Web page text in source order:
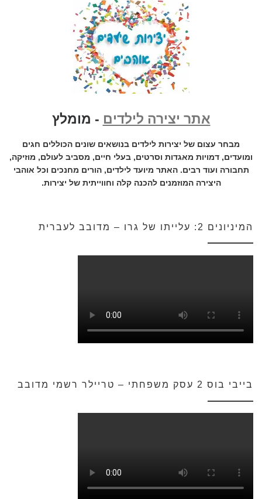
אתר יצירה לילדים - מומלץ
מבחר עצום של יצירות לילדים בנושאים שונים הכוללים חגים
ומועדים, דמויות מאגדות וסרטים, בעלי חיים, מסביב לעולם, מוזיקה,
תחבורה ועוד רבים. האתר מיועד לילדים, הורים מחנכים וכל אוהבי
היצירה המוזמנים להכנה קלה וחווייתית של יצירות.
המיניונים 2: עלייתו של גרו – מדובב לעברית
בייבי בוס 2 עסק משפחתי – טריילר רשמי מדובב